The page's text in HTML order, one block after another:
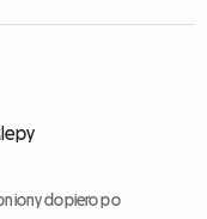
dopiero po